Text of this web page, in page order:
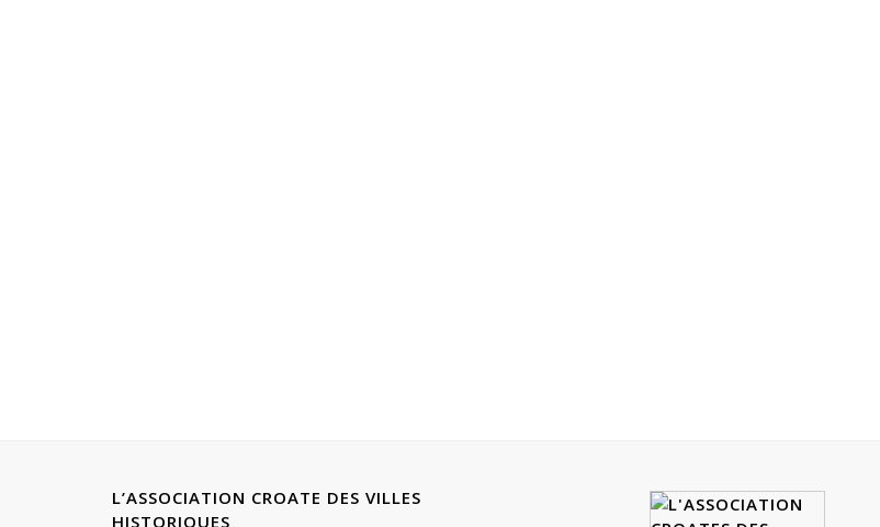
L’ASSOCIATION CROATE DES VILLES
HISTORIQUES